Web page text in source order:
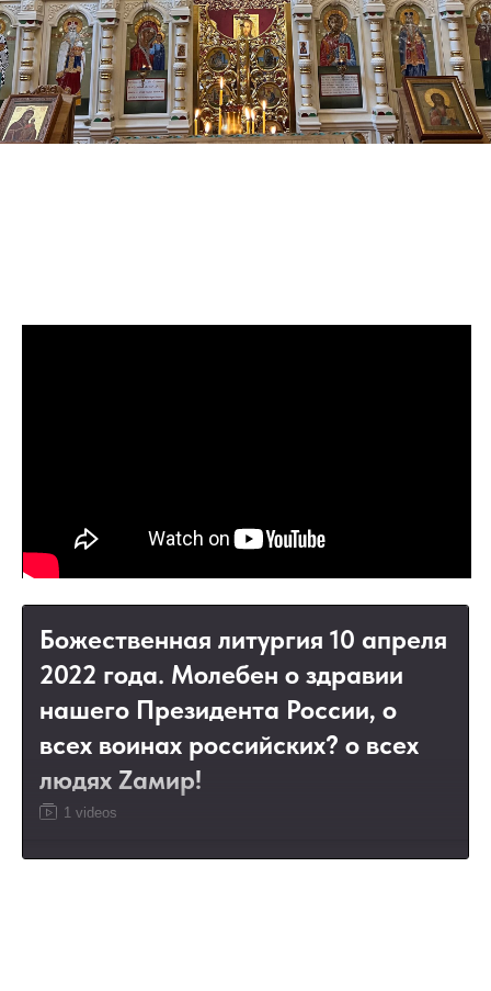
Божественная литургия 10 апреля
2022 года. Молебен о здравии
нашего Президента России, о
всех воинах российских? о всех
людях Zамир!
1 videos